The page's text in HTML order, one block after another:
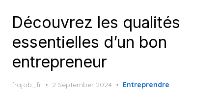
Découvrez les qualités
essentielles d’un bon
entrepreneur
frajob_fr
Posted
2 September 2024 Entreprendre